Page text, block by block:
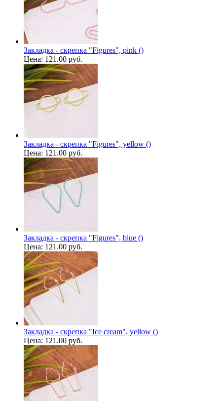
Закладка - скрепка "Figures", pink ()
Цена: 121.00 руб.
Закладка - скрепка "Figures", yellow ()
Цена: 121.00 руб.
Закладка - скрепка "Figures", blue ()
Цена: 121.00 руб.
Закладка - скрепка "Ice cream", yellow ()
Цена: 121.00 руб.